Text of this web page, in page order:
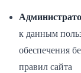
к данным
обеспечения
правил сайта